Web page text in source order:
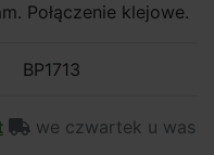
Połączenie klejowe.
BP1713
we czwartek u was